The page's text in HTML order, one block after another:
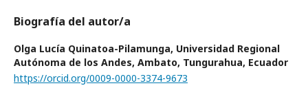
Biografía del autor/a
Olga Lucía Quinatoa-Pilamunga, Universidad Regional
Autónoma de los Andes, Ambato, Tungurahua, Ecuador
https://orcid.org/0009-0000-3374-9673